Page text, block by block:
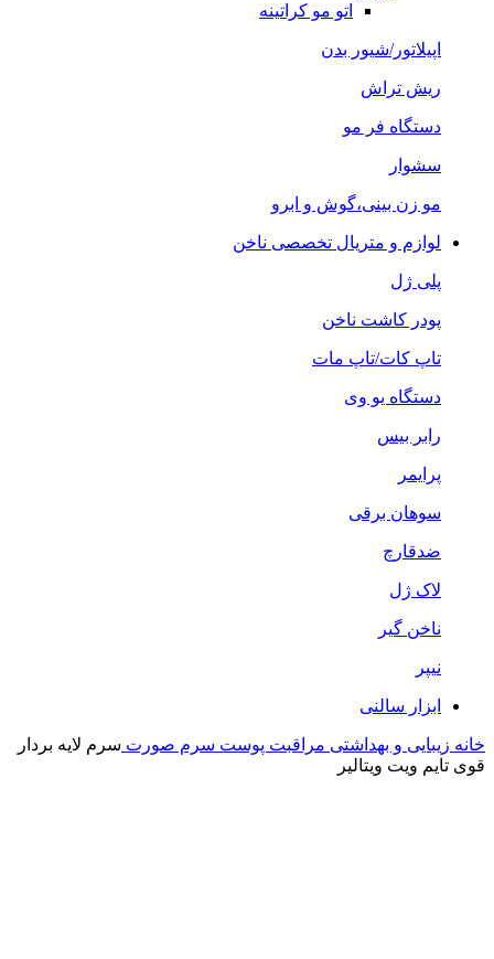
اتو مو کراتینه
اپیلاتور/شیور بدن
ریش تراش
دستگاه فر مو
سشوار
مو زن بینی،گوش و ابرو
لوازم و متریال تخصصی ناخن
پلی ژل
پودر کاشت ناخن
تاپ کات/تاپ مات
دستگاه یو وی
رابر بیس
پرایمر
سوهان برقی
ضدقارچ
لاک ژل
ناخن گیر
نیپر
ابزار سالنی
خانه زیبایی و بهداشتی مراقبت پوست سرم صورت سرم لایه بردار
قوی تایم ویت ویتالیر